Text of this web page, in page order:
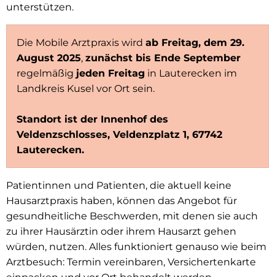
unterstützen.
Die Mobile Arztpraxis wird ab Freitag, dem 29.
August 2025, zunächst bis Ende September
regelmäßig jeden Freitag in Lauterecken im
Landkreis Kusel vor Ort sein.
Standort ist der Innenhof des
Veldenzschlosses, Veldenzplatz 1, 67742
Lauterecken.
Patientinnen und Patienten, die aktuell keine
Hausarztpraxis haben, können das Angebot für
gesundheitliche Beschwerden, mit denen sie auch
zu ihrer Hausärztin oder ihrem Hausarzt gehen
würden, nutzen. Alles funktioniert genauso wie beim
Arztbesuch: Termin vereinbaren, Versichertenkarte